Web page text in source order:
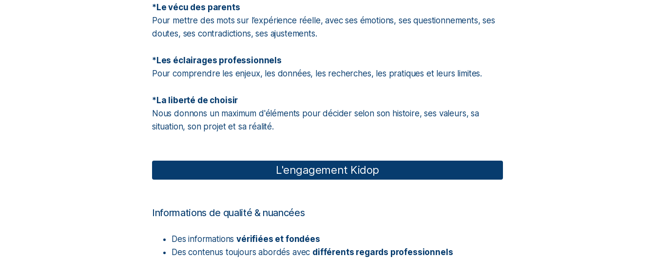
*Le vécu des parents
Pour mettre des mots sur l’expérience réelle, avec ses émotions, ses questionnements, ses
doutes, ses contradictions, ses ajustements.
*Les éclairages professionnels
Pour comprendre les enjeux, les données, les recherches, les pratiques et leurs limites.
*La liberté de choisir
Nous donnons un maximum d'éléments pour décider selon son histoire, ses valeurs, sa
situation, son projet et sa réalité.
L'engagement Kidop
Informations de qualité & nuancées
Des informationsvérifiées et fondées
Des contenus toujours abordés avec différents regards professionnels